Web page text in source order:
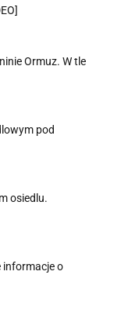
Ormuz. W tle
pod
osiedlu.
informacje o